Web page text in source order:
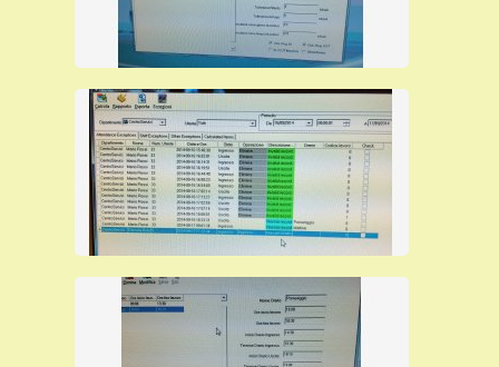
Terminale di rilevazione presenze di qualità ad
un prezzo promozionale, senza manutenzione
periodica, può durare anche più di 15 anni,
autoinstallante.
milano torino roma
Per ulteriori informazioni su questo
terminale di rilevazione presenze
clicca suI
editorcms/file/SVAR1-RFID.pdf